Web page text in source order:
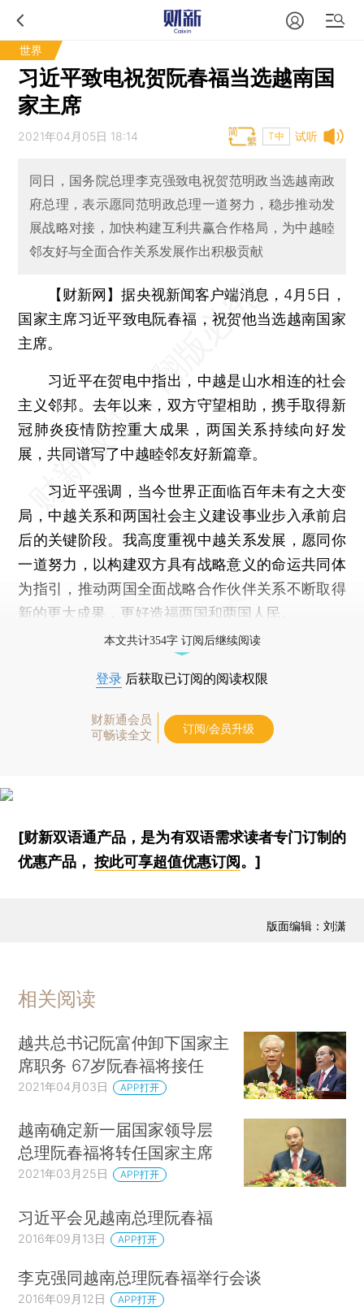
世界
习近平致电祝贺阮春福当选越南国
家主席
试听
2021年04月05日 18:14 T中
同日，国务院总理李克强致电祝贺范明政当选越南政
府总理，表示愿同范明政总理一道努力，稳步推动发
展战略对接，加快构建互利共赢合作格局，为中越睦
邻友好与全面合作关系发展作出积极贡献
【财新网】据央视新闻客户端消息，4月5日，
国家主席习近平致电阮春福，祝贺他当选越南国家
主席。
习近平在贺电中指出，中越是山水相连的社会
主义邻邦。去年以来，双方守望相助，携手取得新
冠肺炎疫情防控重大成果，两国关系持续向好发
展，共同谱写了中越睦邻友好新篇章。
习近平强调，当今世界正面临百年未有之大变
局，中越关系和两国社会主义建设事业步入承前启
后的关键阶段。我高度重视中越关系发展，愿同你
一道努力，以构建双方具有战略意义的命运共同体
为指引，推动两国全面战略合作伙伴关系不断取得
新的更大成果，更好造福两国和两国人民。
本文共计354字 订阅后继续阅读
登录 后获取已订阅的阅读权限
财新通会员
可畅读全文
订阅/会员升级
[财新双语通产品，是为有双语需求读者专门订制的
优惠产品，按此可享超值优惠订阅 。]
版面编辑：刘潇
相关阅读
越共总书记阮富仲卸下国家主
席职务 67岁阮春福将接任
2021年04月03日 APP打开
越南确定新一届国家领导层
总理阮春福将转任国家主席
2021年03月25日 APP打开
习近平会见越南总理阮春福
2016年09月13日 APP打开
李克强同越南总理阮春福举行会谈
2016年09月12日 APP打开